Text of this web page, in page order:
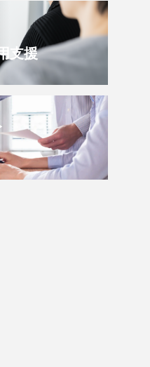
支援